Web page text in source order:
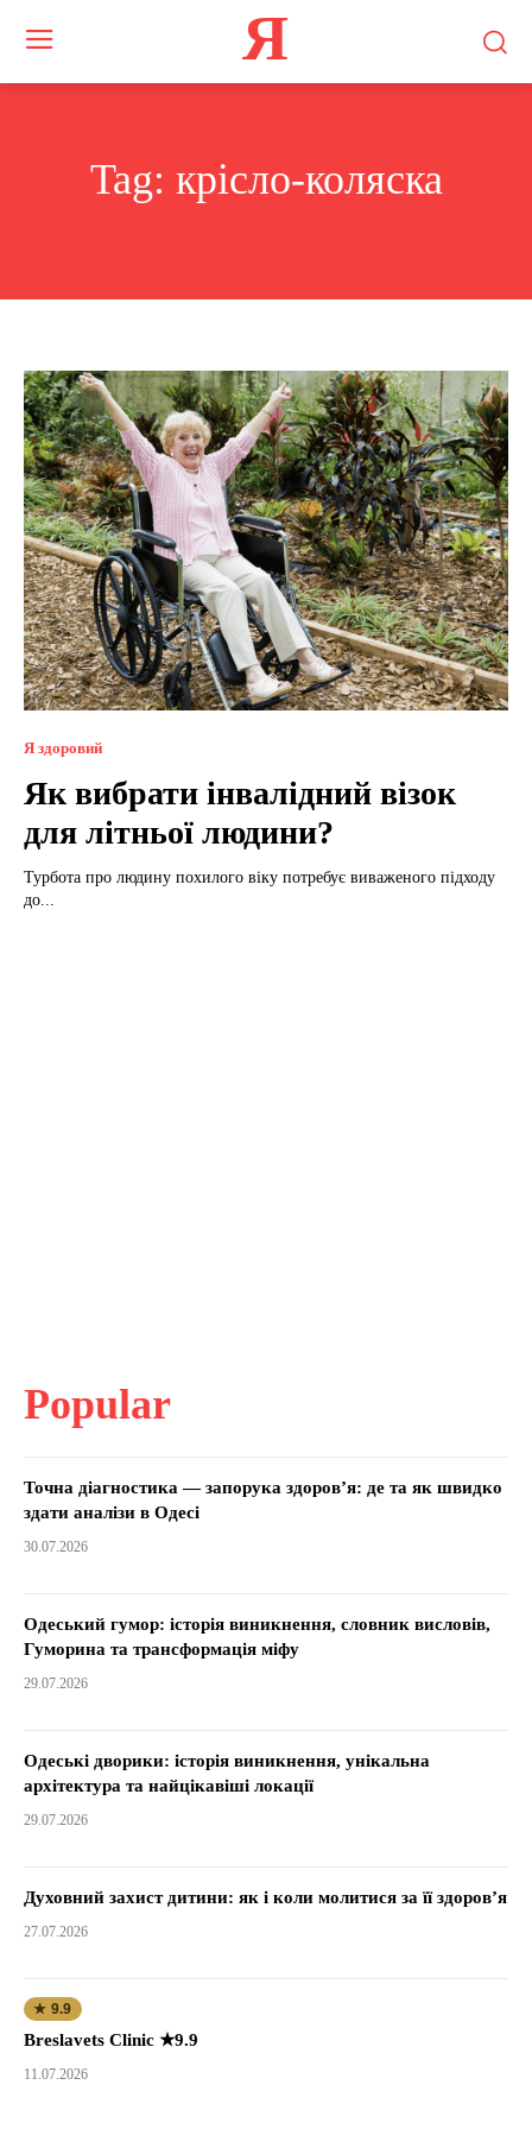
Я
Tag: крісло-коляска
Я здоровий
Як вибрати інвалідний візок
для літньої людини?
Турбота про людину похилого віку потребує виваженого підходу
до...
Popular
Точна діагностика — запорука здоров’я: де та як швидко
здати аналізи в Одесі
30.07.2026
Одеський гумор: історія виникнення, словник висловів,
Гуморина та трансформація міфу
29.07.2026
Одеські дворики: історія виникнення, унікальна
архітектура та найцікавіші локації
29.07.2026
Духовний захист дитини: як і коли молитися за її здоров’я
27.07.2026
★ 9.9
Breslavets Clinic ★9.9
11.07.2026